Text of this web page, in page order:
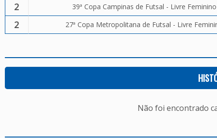
2 39ª Copa Campinas de Futsal - Livre Feminino
2 27ª Copa Metropolitana de Futsal - Livre
Não foi encontrado